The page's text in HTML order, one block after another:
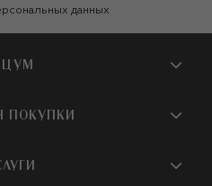
данных
ЦУМ
и ПВЗ ЦУМ
ПОКУПКИ